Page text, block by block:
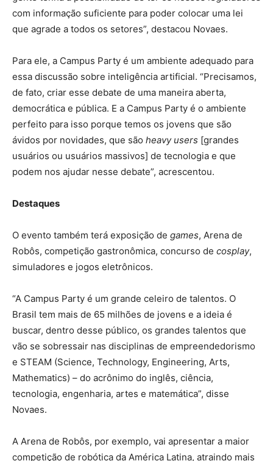
com informação suficiente para poder colocar uma lei
que agrade a todos os setores”, destacou Novaes.
Para ele, a Campus Party é um ambiente adequado para
essa discussão sobre inteligência artificial. “Precisamos,
de fato, criar esse debate de uma maneira aberta,
democrática e pública. E a Campus Party é o ambiente
perfeito para isso porque temos os jovens que são
ávidos por novidades, que são heavy users [grandes
usuários ou usuários massivos] de tecnologia e que
podem nos ajudar nesse debate”, acrescentou.
Destaques
O evento também terá exposição de games, Arena de
Robôs, competição gastronômica, concurso de cosplay,
simuladores e jogos eletrônicos.
“A Campus Party é um grande celeiro de talentos. O
Brasil tem mais de 65 milhões de jovens e a ideia é
buscar, dentro desse público, os grandes talentos que
vão se sobressair nas disciplinas de empreendedorismo
e STEAM (Science, Technology, Engineering, Arts,
Mathematics) – do acrônimo do inglês, ciência,
tecnologia, engenharia, artes e matemática”, disse
Novaes.
A Arena de Robôs, por exemplo, vai apresentar a maior
competição de robótica da América Latina, atraindo mais